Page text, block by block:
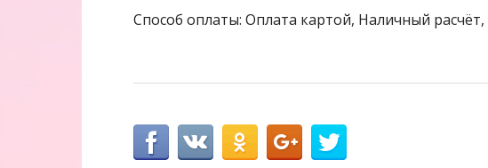
Способ оплаты: Оплата картой, Наличный